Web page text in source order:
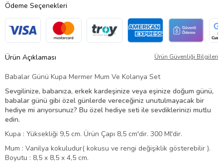
Ödeme Seçenekleri
Ürün Açıklaması Ürün Güvenliği Bilgileri
Babalar Günü Kupa Mermer Mum Ve Kolanya Set
Sevgilinize, babanıza, erkek kardeşinize veya eşinize doğum günü,
babalar günü gibi özel günlerde vereceğiniz unutulmayacak bir
hediye mi arıyorsunuz? Bu özel hediye seti ile sevdiklerinizi mutlu
edin.
Kupa : Yüksekliği 9,5 cm. Ürün Çapı 8,5 cm'dir. 300 Ml'dir.
Mum : Vanilya kokuludur( kokusu ve rengi değişiklik gösterebilir ).
Boyutu : 8,5 x 8,5 x 4,5 cm.